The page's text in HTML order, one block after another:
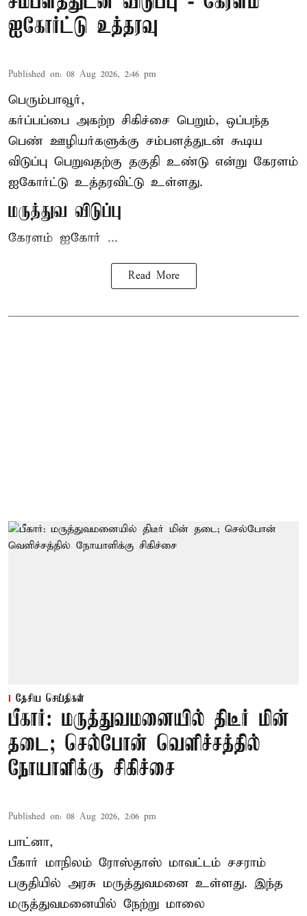
ஐகோர்ட்டு உத்தரவு
Published on: 08 Aug 2026, 2:46 pm
பெரும்பாவூர்,
கர்ப்பப்பை அகற்ற சிகிச்சை பெறும், ஒப்பந்த
பெண் ஊழியர்களுக்கு சம்பளத்துடன் கூடிய
விடுப்பு பெறுவதற்கு தகுதி உண்டு என்று கேரளம்
ஐகோர்ட்டு உத்தரவிட்டு உள்ளது.
மருத்துவ விடுப்பு
கேரளம் ஐகோர் ...
Read More
தேசிய செய்திகள்
பீகார்: மருத்துவமனையில் திடீர் மின்
தடை; செல்போன் வெளிச்சத்தில்
நோயாளிக்கு சிகிச்சை
Published on: 08 Aug 2026, 2:06 pm
பாட்னா,
பீகார் மாநிலம் ரோஸ்தாஸ் மாவட்டம் சசராம்
பகுதியில் அரசு மருத்துவமனை உள்ளது. இந்த
மருத்துவமனையில் நேற்று மாலை